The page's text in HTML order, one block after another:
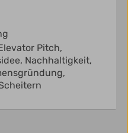
Pitch,
Nachhaltigkeit,